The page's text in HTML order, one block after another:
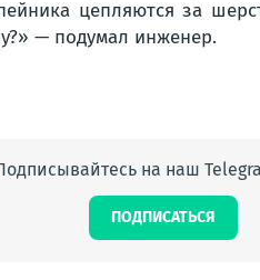
цепляются за
— подумал инженер.
на наш
ПОДПИСАТЬСЯ